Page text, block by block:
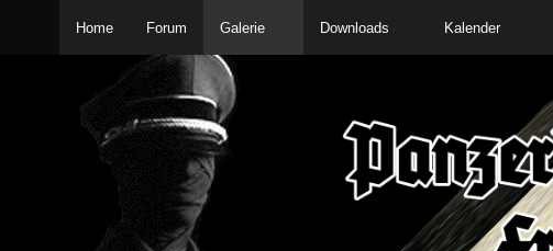
Home Forum Galerie Downloads Kalender